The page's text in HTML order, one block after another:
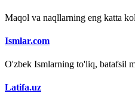
Maqol va naqllarning eng katta
Ismlar.com
O'zbek Ismlarning to'liq, batafsil
Latifa.uz